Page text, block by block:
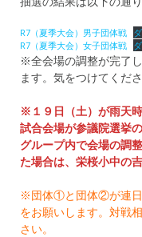
R7（夏季大会）男子団体戦
R7（夏季大会）女子団体戦
※全会場の調整が完了
ます。気をつけてくださ
※１９日（土）が雨天
試合会場が参議院選挙
グループ内で会場の調
た場合は、栄桜小中の
※団体①と団体②が連日
をお願いします。対戦
さい。